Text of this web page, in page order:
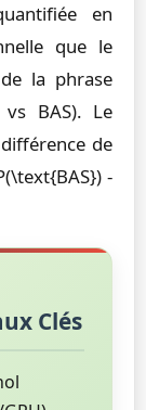
en
que le
la phrase
BAS). Le
de
-
Clés